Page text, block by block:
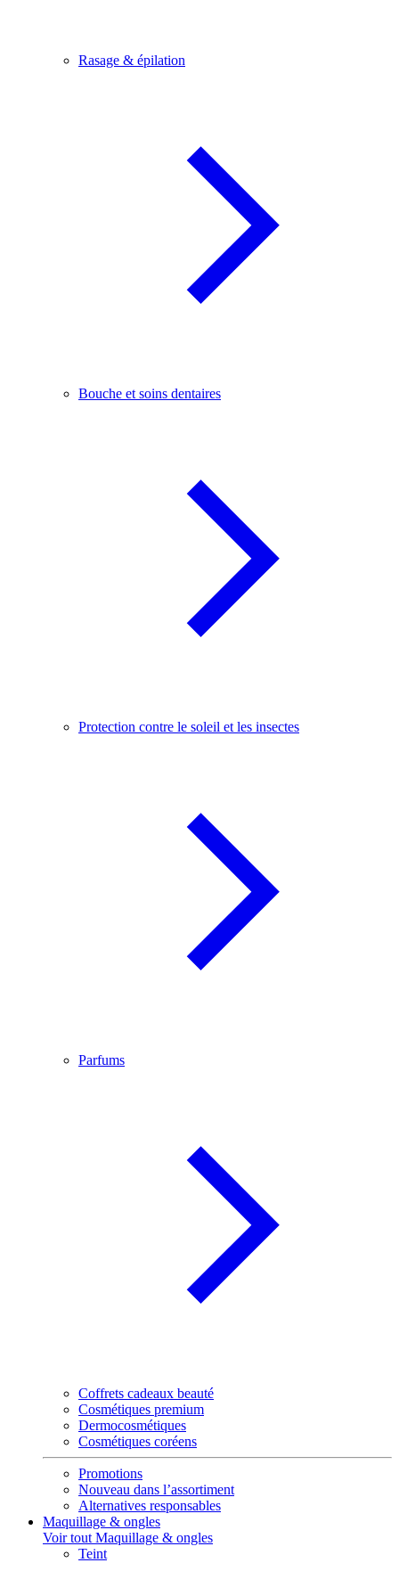
Rasage & épilation
Bouche et soins dentaires
Protection contre le soleil et les insectes
Parfums
Coffrets cadeaux beauté
Cosmétiques premium
Dermocosmétiques
Cosmétiques coréens
Promotions
Nouveau dans l’assortiment
Alternatives responsables
Maquillage & ongles
Voir tout Maquillage & ongles
Teint